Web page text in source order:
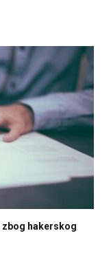
zbog hakerskog